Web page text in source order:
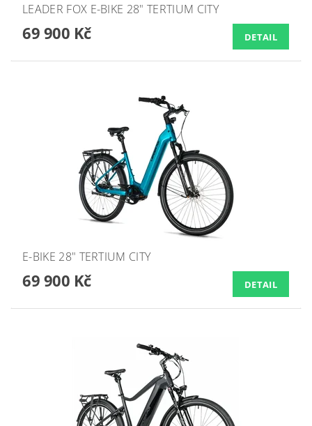
LEADER FOX E-BIKE 28" TERTIUM CITY
69 900 Kč DETAIL
E-BIKE 28" TERTIUM CITY
69 900 Kč DETAIL